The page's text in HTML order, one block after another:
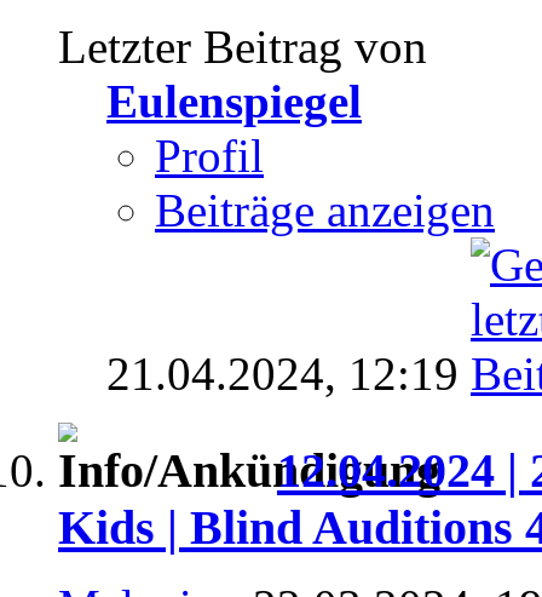
Letzter Beitrag von
Eulenspiegel
Profil
Beiträge anzeigen
21.04.2024, 12:19
12.04.2024 |
Kids | Blind Auditions